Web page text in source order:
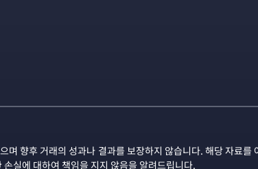
향후 거래의 성과나 결과를 보장하지 않습니다. 해당 자료
실에 대하여 책임을 지지 않음을 알려드립니다.